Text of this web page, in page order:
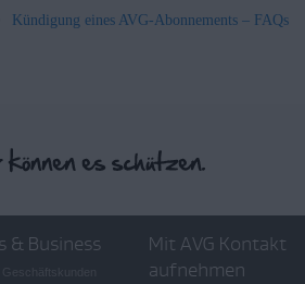
Kündigung eines AVG-Abonnements – FAQs
& Business
Mit AVG Kontakt
aufnehmen